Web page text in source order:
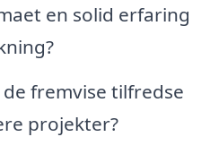
en solid erfaring
de fremvise tilfredse
projekter?